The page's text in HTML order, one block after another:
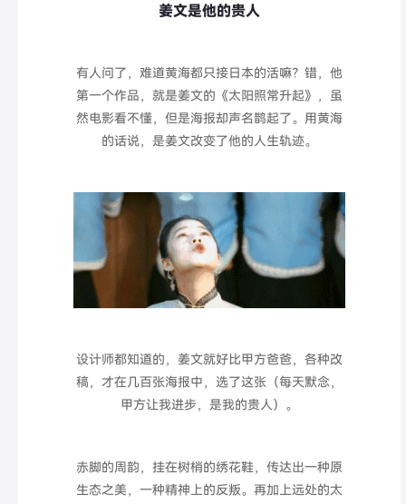
姜文是他的贵人
有人问了，难道黄海都只接日本的活嘛？错，他
第一个作品，就是姜文的《太阳照常升起》，虽
然电影看不懂，但是海报却声名鹊起了。用黄海
的话说，是姜文改变了他的人生轨迹。
设计师都知道的，姜文就好比甲方爸爸，各种改
稿，才在几百张海报中，选了这张（每天默念，
甲方让我进步，是我的贵人）。
赤脚的周韵，挂在树梢的绣花鞋，传达出一种原
生态之美，一种精神上的反叛。再加上远处的太